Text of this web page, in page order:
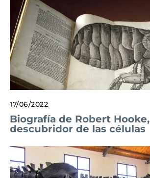
17/06/2022
Biografía de Robert Hooke,
descubridor de las células